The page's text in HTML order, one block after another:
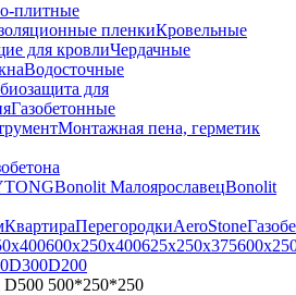
плитные
пленкиКровельные
для кровлиЧердачные
Водосточные
для
Газобетонные
Монтажная пена, герметик
Bonolit МалоярославецBonolit
КвартираПерегородкиAeroStone
600x250x400625x250x375
D300D200
500*250*250